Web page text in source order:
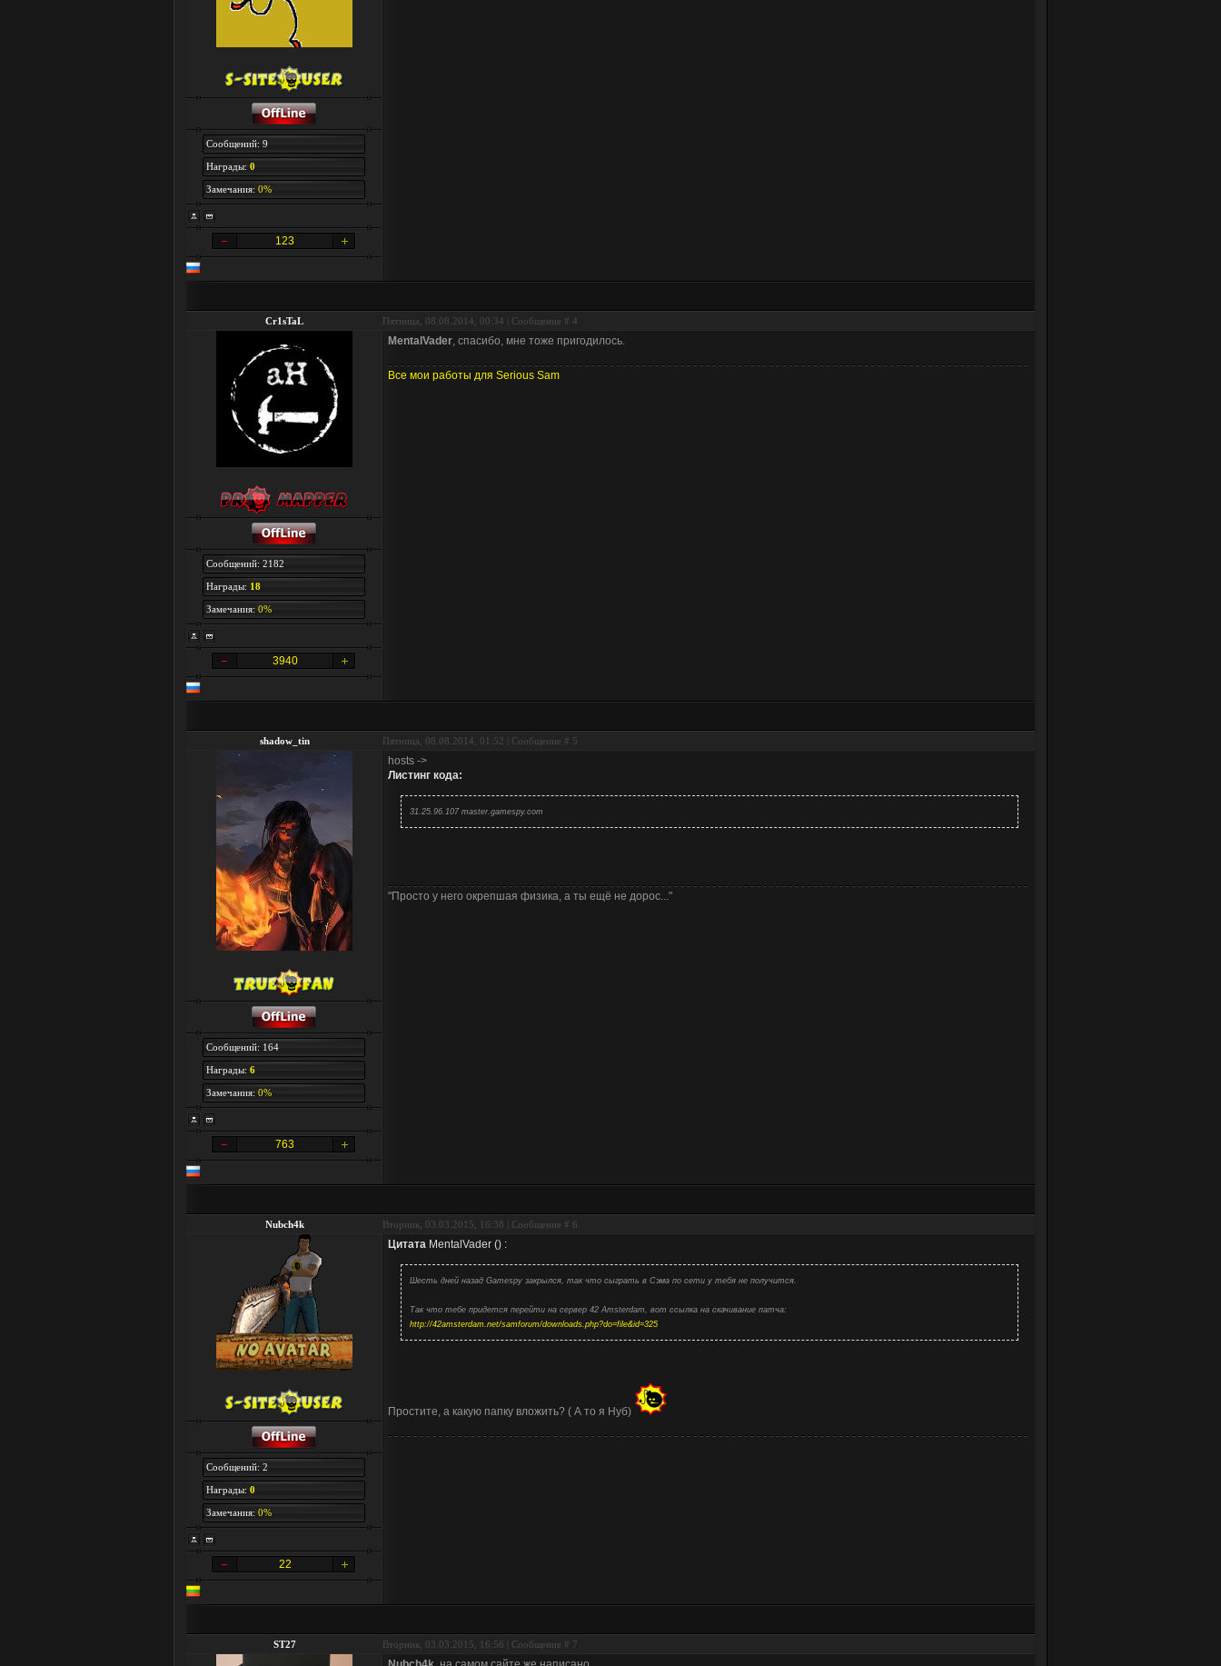
Сообщений: 9
Награды: 0
Замечания: 0%
123
Cr1sTaL Пятница, 08.08.2014, 00:34 | Сообщение # 4
Сообщений: 2182
Награды: 18
Замечания: 0%
3940
MentalVader, спасибо, мне тоже пригодилось.
Все мои работы для Serious Sam
shadow_tin Пятница, 08.08.2014, 01:52 | Сообщение # 5
Сообщений: 164
Награды: 6
Замечания: 0%
763
hosts ->
Листинг кода:
31.25.96.107 master.gamespy.com
"Просто у него окрепшая физика, а ты ещё не дорос..."
Nubch4k Вторник, 03.03.2015, 16:38 | Сообщение # 6
Сообщений: 2
Награды: 0
Замечания: 0%
22
Цитата MentalVader () :
Шесть дней назад Gamespy закрылся, так что сыграть в Сэма по сети у тебя не получится.
Так что тебе придется перейти на сервер 42 Amsterdam, вот ссылка на скачивание патча:
http://42amsterdam.net/samforum/downloads.php?do=file&id=325
Простите, а какую папку вложить? ( А то я Нуб)
ST27 Вторник, 03.03.2015, 16:56 | Сообщение # 7